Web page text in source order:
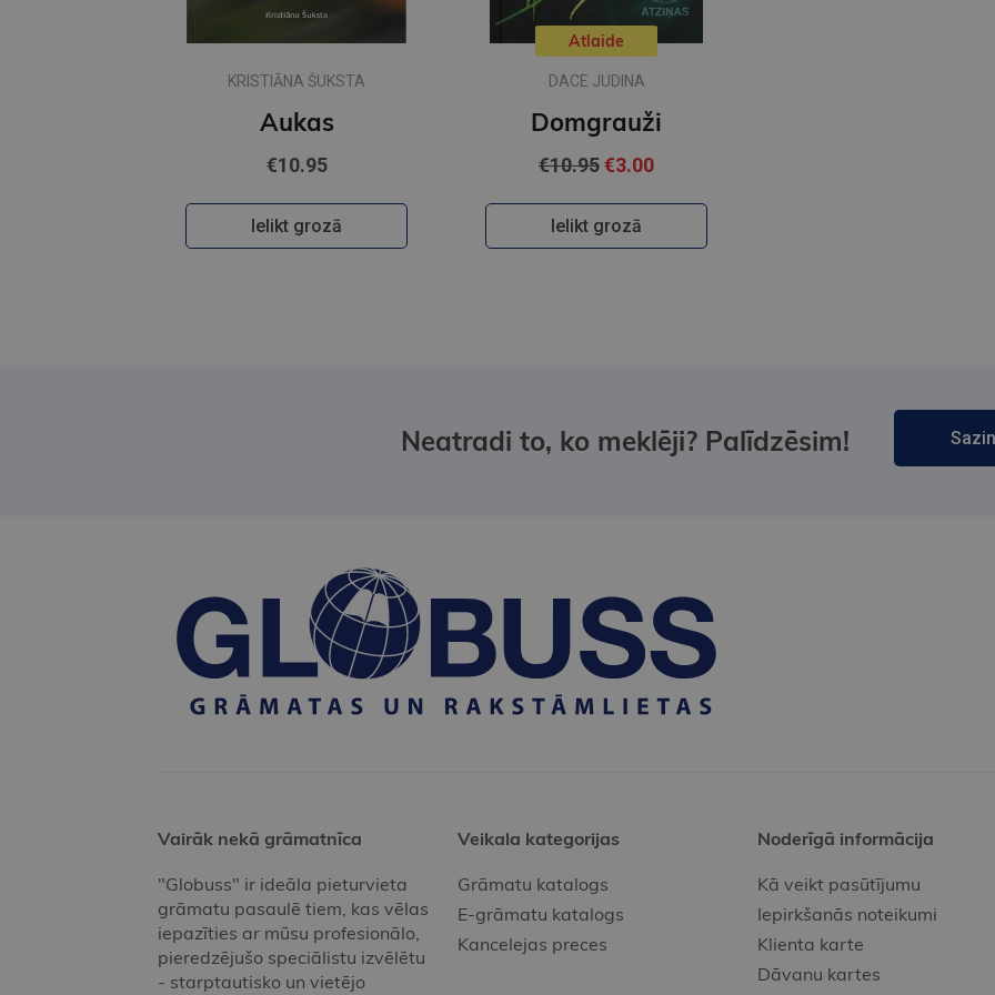
KRISTIĀNA ŠUKSTA
Aukas
€10.95
Ielikt grozā
Atlaide
DACE JUDINA
Domgrauži
€10.95€3.00
Ielikt grozā
Neatradi to, ko meklēji? Palīdzēsim!
Vairāk nekā grāmatnīca
"Globuss" ir ideāla pieturvieta
grāmatu pasaulē tiem, kas vēlas
iepazīties ar mūsu profesionālo,
pieredzējušo speciālistu izvēlētu
- starptautisko un vietējo
Veikala kategorijas
Grāmatu katalogs
E-grāmatu katalogs
Kancelejas preces
Noderīgā informācija
Kā veikt pasūtījumu
Iepirkšanās noteikumi
Klienta karte
Dāvanu kartes